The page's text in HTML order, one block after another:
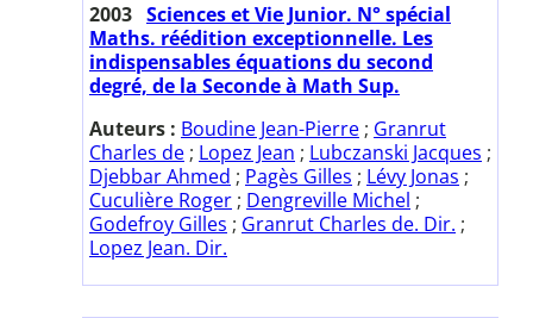
2003 Sciences et Vie Junior. N° spécial
Maths. réédition exceptionnelle. Les
indispensables équations du second
degré, de la Seconde à Math Sup.
Auteurs : Boudine Jean-Pierre ; Granrut
Charles de ; Lopez Jean ; Lubczanski Jacques ;
Djebbar Ahmed ; Pagès Gilles ; Lévy Jonas ;
Cuculière Roger ; Dengreville Michel ;
Godefroy Gilles ; Granrut Charles de. Dir. ;
Lopez Jean. Dir.